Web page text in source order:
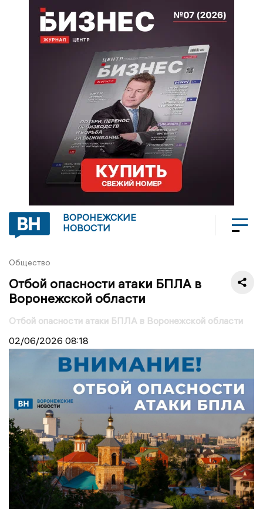
ВОРОНЕЖСКИЕ
НОВОСТИ
Общество
Отбой опасности атаки БПЛА в
Воронежской области
Отбой опасности атаки БПЛА в Воронежской области
02/06/2026 08:18